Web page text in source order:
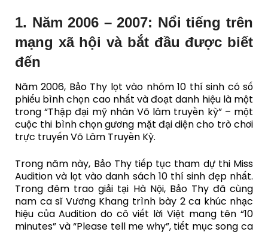
1. Năm 2006 – 2007: Nổi tiếng trên
mạng xã hội và bắt đầu được biết
đến
Năm 2006, Bảo Thy lọt vào nhóm 10 thí sinh có số
phiếu bình chọn cao nhất và đoạt danh hiệu là một
trong “Thập đại mỹ nhân Võ lâm truyền kỳ” – một
cuộc thi bình chọn gương mặt đại diện cho trò chơi
trực truyến Võ Lâm Truyền Kỳ.
Trong năm này, Bảo Thy tiếp tục tham dự thi Miss
Audition và lọt vào danh sách 10 thí sinh đẹp nhất.
Trong đêm trao giải tại Hà Nội, Bảo Thy đã cùng
nam ca sĩ Vương Khang trình bày 2 ca khúc nhạc
hiệu của Audition do cô viết lời Việt mang tên “10
minutes” và “Please tell me why”, tiết mục song ca